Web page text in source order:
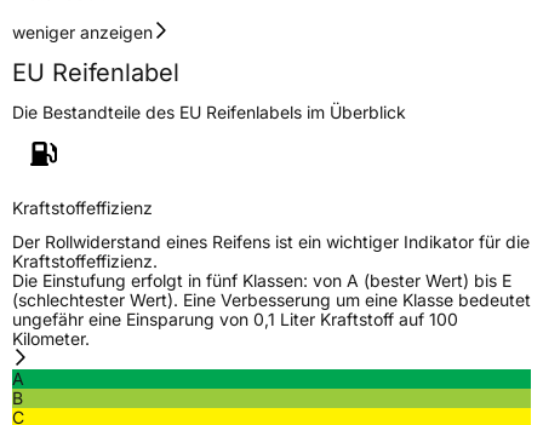
30419 Hannover Nordrhein-Westfalen
weniger anzeigen
EU Reifenlabel
Die Bestandteile des EU Reifenlabels im Überblick
Kraftstoffeffizienz
Der Rollwiderstand eines Reifens ist ein wichtiger Indikator für die
Kraftstoffeffizienz.
Die Einstufung erfolgt in fünf Klassen: von A (bester Wert) bis E
(schlechtester Wert). Eine Verbesserung um eine Klasse bedeutet
ungefähr eine Einsparung von 0,1 Liter Kraftstoff auf 100
Kilometer.
A
B
C